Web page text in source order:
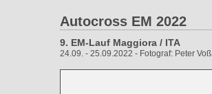
Autocross EM 2022
9. EM-Lauf Maggiora / ITA
24.09. - 25.09.2022 - Fotograf: Peter Voß